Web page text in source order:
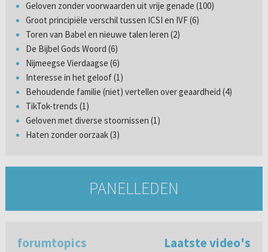
Geloven zonder voorwaarden uit vrije genade (100)
Groot principiële verschil tussen ICSI en IVF (6)
Toren van Babel en nieuwe talen leren (2)
De Bijbel Gods Woord (6)
Nijmeegse Vierdaagse (6)
Interesse in het geloof (1)
Behoudende familie (niet) vertellen over geaardheid (4)
TikTok-trends (1)
Geloven met diverse stoornissen (1)
Haten zonder oorzaak (3)
PANELLEDEN
forumtopics Laatste video's